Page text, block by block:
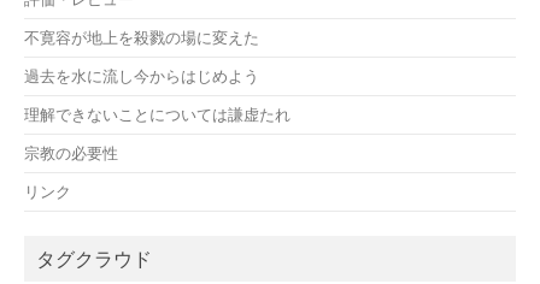
不寛容が地上を殺戮の場に変えた
過去を水に流し今からはじめよう
理解できないことについては謙虚たれ
宗教の必要性
リンク
タグクラウド